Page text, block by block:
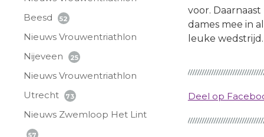
Beesd
52
Nieuws Vrouwentriathlon
Nijeveen
25
Nieuws Vrouwentriathlon
Utrecht
73
Nieuws Zwemloop Het Lint
57
voor.
dames mee in
leuke
Deel op